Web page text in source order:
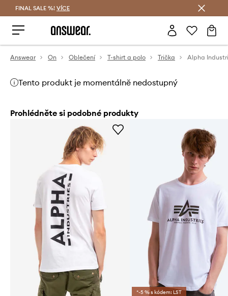
FINAL SALE %! VÍCE
Answear On Oblečení T-shirt a polo Trička
Tento produkt je momentálně nedostupný
Prohlédněte si podobné produkty
*-5 % s kódem: LST